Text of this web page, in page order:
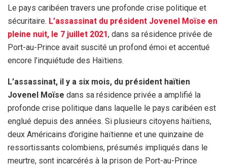
Le pays caribéen travers une profonde crise politique et
sécuritaire. L’assassinat du président Jovenel Moïse en
pleine nuit, le 7 juillet 2021, dans sa résidence privée de
Port-au-Prince avait suscité un profond émoi et accentué
encore l’inquiétude des Haïtiens.
L’assassinat, il y a six mois, du président haïtien
Jovenel Moïse dans sa résidence privée a amplifié la
profonde crise politique dans laquelle le pays caribéen est
englué depuis des années. Si plusieurs citoyens haïtiens,
deux Américains d’origine haïtienne et une quinzaine de
ressortissants colombiens, présumés impliqués dans le
meurtre, sont incarcérés à la prison de Port-au-Prince